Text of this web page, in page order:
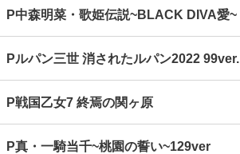
P中森明菜・歌姫伝説~BLACK DIVA愛~
Pルパン三世 消されたルパン2022 99ver.
P戦国乙女7 終焉の関ヶ原
P真・一騎当千~桃園の誓い~129ver